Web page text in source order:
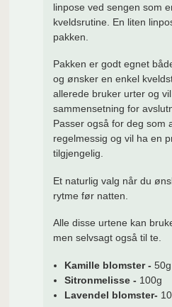
linpose ved sengen som
kveldsrutine. En liten
pakken.
Pakken er godt egnet
og ønsker en enkel
allerede bruker urter og
sammensetning for
Passer ogsåfor deg som
regelmessig og vil ha en
tilgjengelig.
Et naturlig valg når du
rytme før natten.
Alle disse urtene kan
men selvsagt også til te.
Kamille blomster - 50g
Sitronmelisse - 100g
Lavendel blomster-